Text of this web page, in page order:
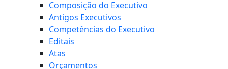
Composição do Executivo
Antigos Executivos
Competências do Executivo
Editais
Atas
Orçamentos